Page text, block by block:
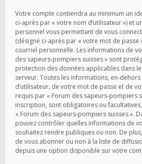
Votre compte contiendra au minimum un
ci-après par « votre nom d’utilisateur ») et
personnel vous permettant de vous
(désigné ci-après par « votre mot de passe
courriel personnelle. Les informations de
des sapeurs-pompiers suisses » sont
protection des données applicables dans
serveur. Toutes les informations, en-
d’utilisateur, de votre mot de passe et de
requis par « Forum des sapeurs-pompiers
inscription, sont obligatoires ou
« Forum des sapeurs-pompiers suisses ».
pouvez contrôler quelles informations de
souhaitez rendre publiques ou non. De
de vous abonner ou non à la liste de
depuis une option disponible sur votre